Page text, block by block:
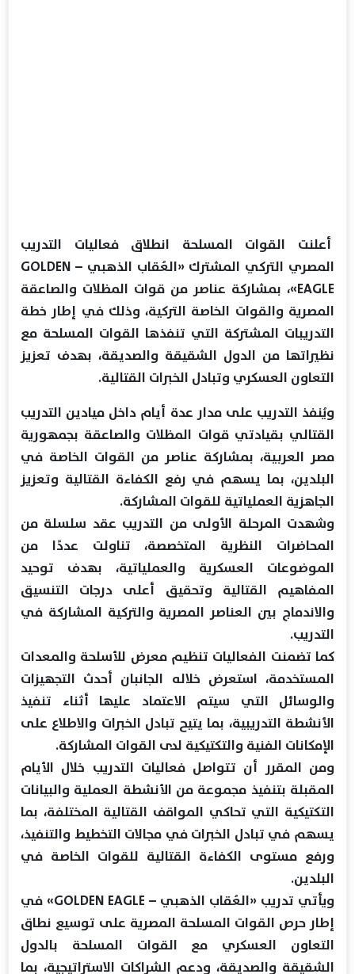
أعلنت القوات المسلحة انطلاق فعاليات التدريب
المصري التركي المشترك «العُقاب الذهبي – GOLDEN
EAGLE»، بمشاركة عناصر من قوات المظلات والصاعقة
المصرية والقوات الخاصة التركية، وذلك في إطار خطة
التدريبات المشتركة التي تنفذها القوات المسلحة مع
نظيراتها من الدول الشقيقة والصديقة، بهدف تعزيز
التعاون العسكري وتبادل الخبرات القتالية.
ويُنفذ التدريب على مدار عدة أيام داخل ميادين التدريب
القتالي بقيادتي قوات المظلات والصاعقة بجمهورية
مصر العربية، بمشاركة عناصر من القوات الخاصة في
البلدين، بما يسهم في رفع الكفاءة القتالية وتعزيز
الجاهزية العملياتية للقوات المشاركة.
وشهدت المرحلة الأولى من التدريب عقد سلسلة من
المحاضرات النظرية المتخصصة، تناولت عددًا من
الموضوعات العسكرية والعملياتية، بهدف توحيد
المفاهيم القتالية وتحقيق أعلى درجات التنسيق
والاندماج بين العناصر المصرية والتركية المشاركة في
التدريب.
كما تضمنت الفعاليات تنظيم معرض للأسلحة والمعدات
المستخدمة، استعرض خلاله الجانبان أحدث التجهيزات
والوسائل التي سيتم الاعتماد عليها أثناء تنفيذ
الأنشطة التدريبية، بما يتيح تبادل الخبرات والاطلاع على
الإمكانات الفنية والتكتيكية لدى القوات المشاركة.
ومن المقرر أن تتواصل فعاليات التدريب خلال الأيام
المقبلة بتنفيذ مجموعة من الأنشطة العملية والبيانات
التكتيكية التي تحاكي المواقف القتالية المختلفة، بما
يسهم في تبادل الخبرات في مجالات التخطيط والتنفيذ،
ورفع مستوى الكفاءة القتالية للقوات الخاصة في
البلدين.
ويأتي تدريب «العُقاب الذهبي – GOLDEN EAGLE» في
إطار حرص القوات المسلحة المصرية على توسيع نطاق
التعاون العسكري مع القوات المسلحة بالدول
الشقيقة والصديقة، ودعم الشراكات الاستراتيجية، بما